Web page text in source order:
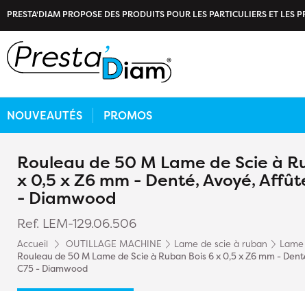
PRESTA'DIAM PROPOSE DES PRODUITS POUR LES PARTICULIERS ET LES
NOUVEAUTÉS PROMOS
Rouleau de 50 M Lame de Scie à
x 0,5 x Z6 mm - Denté, Avoyé,
- Diamwood
Ref. LEM-129.06.506
Accueil OUTILLAGE MACHINE Lame de scie à ruban
Rouleau de 50 M Lame de Scie à Ruban Bois 6 x 0,5 x Z6 mm -
C75 - Diamwood